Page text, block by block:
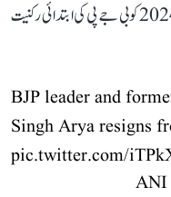
سنگھ آریہ اسمبلی حلقہ سفیدوں آج مورخہ 7 ستمبر 2024 کو بی جے پی کی ابتدائی رکنیت
BJP leader and
Singh Arya resigns
pic.twitter.com/